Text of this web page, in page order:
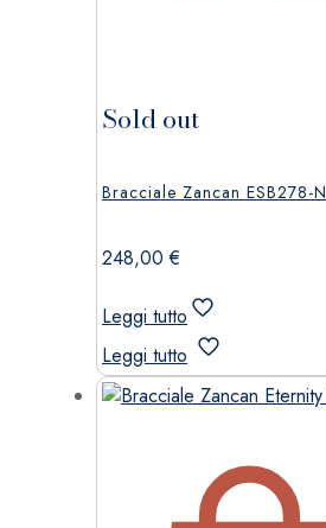
Sold out
Bracciale Zancan ESB278-N
248,00€
Leggi tutto
Leggi tutto